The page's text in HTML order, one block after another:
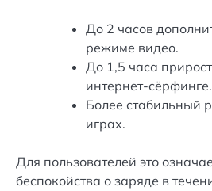
До 2 часов
режиме видео.
До 1,5 часа
интернет-сёрфинге.
Более стабильный
играх.
Для пользователей это
беспокойства о заряде в